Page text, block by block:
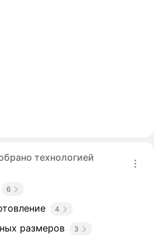
технологией
6
4
размеров 3